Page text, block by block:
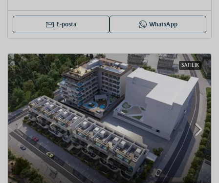
E-posta WhatsApp
SATILIK